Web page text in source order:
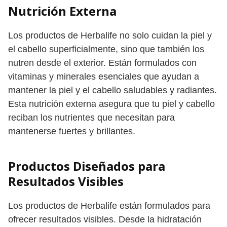
Nutrición Externa
Los productos de Herbalife no solo cuidan la piel y
el cabello superficialmente, sino que también los
nutren desde el exterior. Están formulados con
vitaminas y minerales esenciales que ayudan a
mantener la piel y el cabello saludables y radiantes.
Esta nutrición externa asegura que tu piel y cabello
reciban los nutrientes que necesitan para
mantenerse fuertes y brillantes.
Productos Diseñados para
Resultados Visibles
Los productos de Herbalife están formulados para
ofrecer resultados visibles. Desde la hidratación